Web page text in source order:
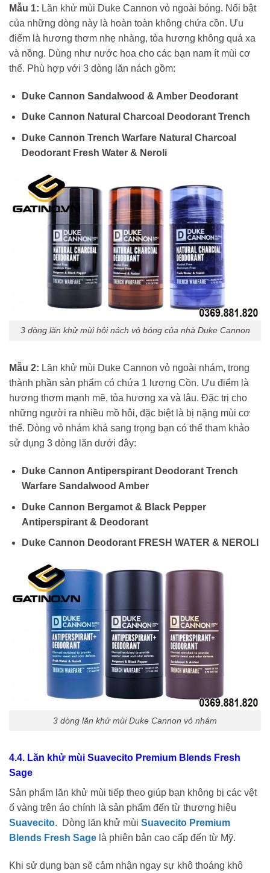
Mẫu 1: Lăn khử mùi Duke Cannon vỏ ngoài bóng. Nổi bật
của những dòng này là hoàn toàn không chứa cồn. Ưu
điểm là hương thơm nhẹ nhàng, tỏa hương không quá xa
và nồng. Dùng như nước hoa cho các bạn nam ít mùi cơ
thể. Phù hợp với 3 dòng lăn nách gồm:
Duke Cannon Sandalwood & Amber Deodorant
Duke Cannon Natural Charcoal Deodorant Trench
Duke Cannon Trench Warfare Natural Charcoal
Deodorant Fresh Water & Neroli
3 dòng lăn khử mùi hôi nách vỏ bóng của nhà Duke Cannon
Mẫu 2: Lăn khử mùi Duke Cannon vỏ ngoài nhám, trong
thành phần sản phẩm có chứa 1 lượng Cồn. Ưu điểm là
hương thơm mạnh mẽ, tỏa hương xa và lâu. Đặc trị cho
những người ra nhiều mồ hôi, đặc biệt là bị nặng mùi cơ
thể. Dòng vỏ nhám khá sang trọng bạn có thể tham khảo
sử dụng 3 dòng lăn dưới đây:
Duke Cannon Antiperspirant Deodorant Trench
Warfare Sandalwood Amber
Duke Cannon Bergamot & Black Pepper
Antiperspirant & Deodorant
Duke Cannon Deodorant FRESH WATER & NEROLI
3 dòng lăn khử mùi Duke Cannon vỏ nhám
4.4. Lăn khử mùi Suavecito Premium Blends Fresh
Sage
Sản phẩm lăn khử mùi tiếp theo giúp bạn không bị các vệt
ố vàng trên áo chính là sản phẩm đến từ thương hiệu
Suavecito. Dòng lăn khử mùi Suavecito Premium
Blends Fresh Sage là phiên bản cao cấp đến từ Mỹ.
Khi sử dụng bạn sẽ cảm nhận ngay sự khô thoáng khô